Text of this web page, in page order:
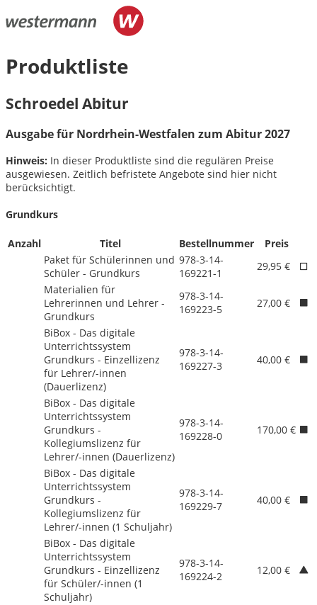
Produktliste
Schroedel Abitur
Ausgabe für Nordrhein-Westfalen zum Abitur 2027
Hinweis: In dieser Produktliste sind die regulären Preise
ausgewiesen. Zeitlich befristete Angebote sind hier nicht
berücksichtigt.
Grundkurs
Anzahl Titel Bestellnummer
Preis
Paket für Schülerinnen und
Schüler - Grundkurs
978-3-14-
169221-1
29,95 €
Materialien für
Lehrerinnen und Lehrer -
Grundkurs
978-3-14-
169223-5
27,00 €
BiBox - Das digitale
Unterrichtssystem
Grundkurs - Einzellizenz
für Lehrer/-innen
(Dauerlizenz)
978-3-14-
169227-3
40,00 €
BiBox - Das digitale
Unterrichtssystem
Grundkurs -
Kollegiumslizenz für
Lehrer/-innen (Dauerlizenz)
978-3-14-
169228-0
170,00 €
BiBox - Das digitale
Unterrichtssystem
Grundkurs -
Kollegiumslizenz für
Lehrer/-innen (1 Schuljahr)
978-3-14-
169229-7
40,00 €
BiBox - Das digitale
Unterrichtssystem
Grundkurs - Einzellizenz
für Schüler/-innen (1
Schuljahr)
978-3-14-
169224-2
12,00 €